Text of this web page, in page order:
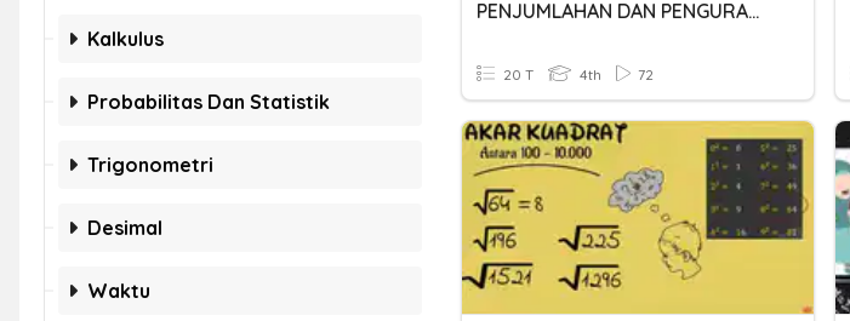
Kalkulus
Probabilitas Dan Statistik
Trigonometri
Desimal
Waktu
PENJUMLAHAN DAN PENGURANGAN
20 T 4th 72